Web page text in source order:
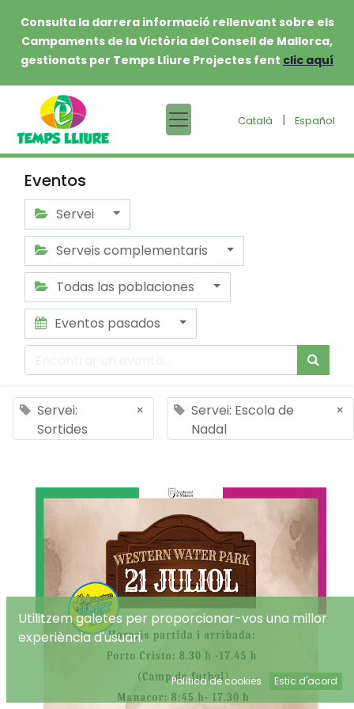
Consulta la darrera informació rellenvant sobre els
Campaments de la Victòria del Consell de Mallorca,
gestionats per Temps Lliure Projectes fent clic aquí
Català | Español
Eventos
Servei
Serveis complementaris
Todas las poblaciones
Eventos pasados
Servei:
Sortides
×
Servei: Escola de
Nadal
×
Utilitzem galetes per proporcionar-vos una millor
experiència d'usuari.
Política de cookies Estic d'acord